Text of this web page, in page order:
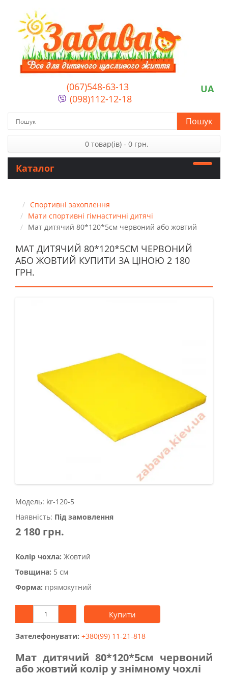
(067)548-63-13
(098)112-12-18
UA
Пошук
0 товар(ів) - 0 грн.
Каталог
Спортивні захоплення
Мати спортивні гімнастичні дитячі
Мат дитячий 80*120*5см червоний або жовтий
МАТ ДИТЯЧИЙ 80*120*5СМ ЧЕРВОНИЙ
АБО ЖОВТИЙ КУПИТИ ЗА ЦІНОЮ 2 180
ГРН.
Модель: kr-120-5
Наявність: Під замовлення
2 180 грн.
Колір чохла: Жовтий
Товщина: 5 см
Форма: прямокутний
Купити
Зателефонувати: +380(99) 11-21-818
Мат дитячий 80*120*5см червоний
або жовтий колір у знімному чохлі